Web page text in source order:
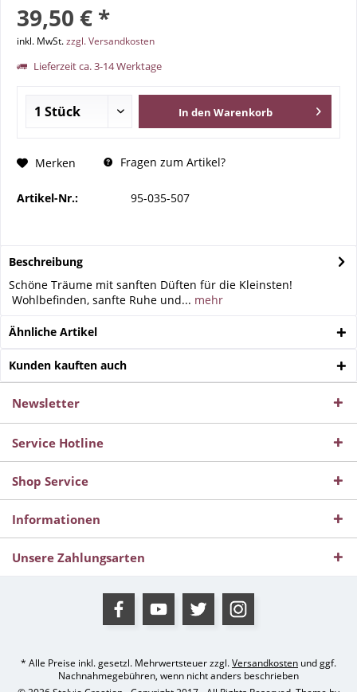
39,50 € *
inkl. MwSt.zzgl. Versandkosten
Lieferzeit ca. 3-14 Werktage
In den Warenkorb
Merken Fragen zum Artikel?
Artikel-Nr.: 95-035-507
Beschreibung
Schöne Träume mit sanften Düften für die Kleinsten!
Wohlbefinden, sanfte Ruhe und... mehr
Ähnliche Artikel
Kunden kauften auch
Newsletter
Service Hotline
Shop Service
Informationen
Unsere Zahlungsarten
* Alle Preise inkl. gesetzl. Mehrwertsteuer zzgl.Versandkosten und ggf.
Nachnahmegebühren, wenn nicht anders beschrieben